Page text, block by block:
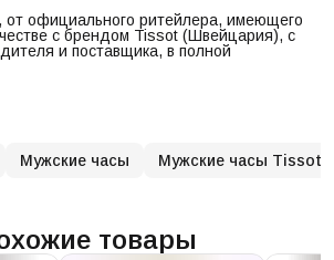
от официального ритейлера, имеющего
с брендом Tissot (Швейцария), с
и поставщика, в полной
Мужские часы Мужские часы Tissot
товары